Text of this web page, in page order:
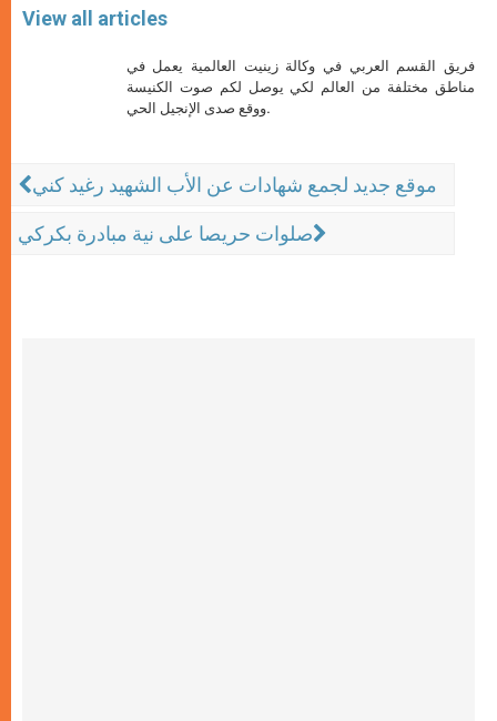
View all articles
فريق القسم العربي في وكالة زينيت العالمية يعمل في
مناطق مختلفة من العالم لكي يوصل لكم صوت الكنيسة
ووقع صدى الإنجيل الحي.
موقع جديد لجمع شهادات عن الأب الشهيد رغيد كني
صلوات حريصا على نية مبادرة بكركي